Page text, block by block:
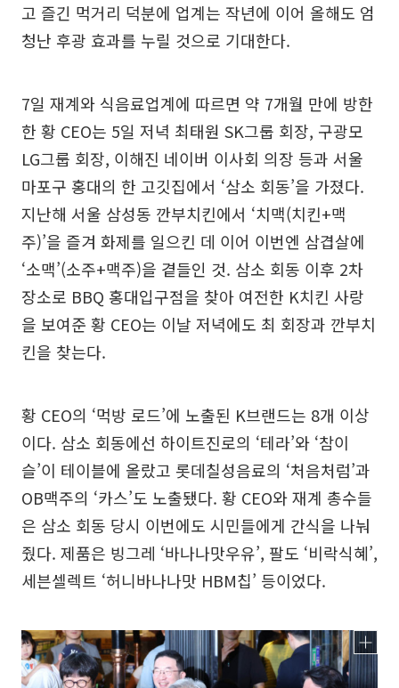
고 즐긴 먹거리 덕분에 업계는 작년에 이어 올해도 엄
청난 후광 효과를 누릴 것으로 기대한다.
7일 재계와 식음료업계에 따르면 약 7개월 만에 방한
한 황 CEO는 5일 저녁 최태원 SK그룹 회장, 구광모
LG그룹 회장, 이해진 네이버 이사회 의장 등과 서울
마포구 홍대의 한 고깃집에서 ‘삼소 회동’을 가졌다.
지난해 서울 삼성동 깐부치킨에서 ‘치맥(치킨+맥
주)’을 즐겨 화제를 일으킨 데 이어 이번엔 삼겹살에
‘소맥’(소주+맥주)을 곁들인 것. 삼소 회동 이후 2차
장소로 BBQ 홍대입구점을 찾아 여전한 K치킨 사랑
을 보여준 황 CEO는 이날 저녁에도 최 회장과 깐부치
킨을 찾는다.
황 CEO의 ‘먹방 로드’에 노출된 K브랜드는 8개 이상
이다. 삼소 회동에선 하이트진로의 ‘테라’와 ‘참이
슬’이 테이블에 올랐고 롯데칠성음료의 ‘처음처럼’과
OB맥주의 ‘카스’도 노출됐다. 황 CEO와 재계 총수들
은 삼소 회동 당시 이번에도 시민들에게 간식을 나눠
줬다. 제품은 빙그레 ‘바나나맛우유’, 팔도 ‘비락식혜’,
세븐셀렉트 ‘허니바나나맛 HBM칩’ 등이었다.